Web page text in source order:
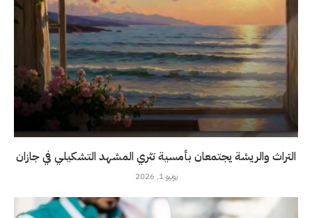
التراث والريشة يجتمعان بأمسية تثري المشهد التشكيلي في جازان
يونيو 1, 2026